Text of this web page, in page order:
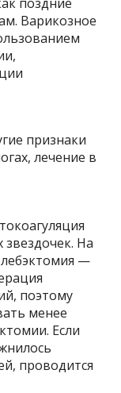
Варикозное
звездочек. На
—
поэтому
менее
Если
проводится